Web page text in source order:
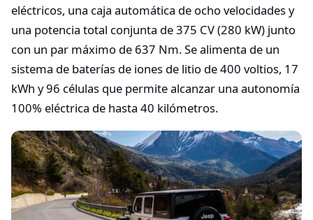
eléctricos, una caja automática de ocho velocidades y
una potencia total conjunta de 375 CV (280 kW) junto
con un par máximo de 637 Nm. Se alimenta de un
sistema de baterías de iones de litio de 400 voltios, 17
kWh y 96 células que permite alcanzar una autonomía
100% eléctrica de hasta 40 kilómetros.